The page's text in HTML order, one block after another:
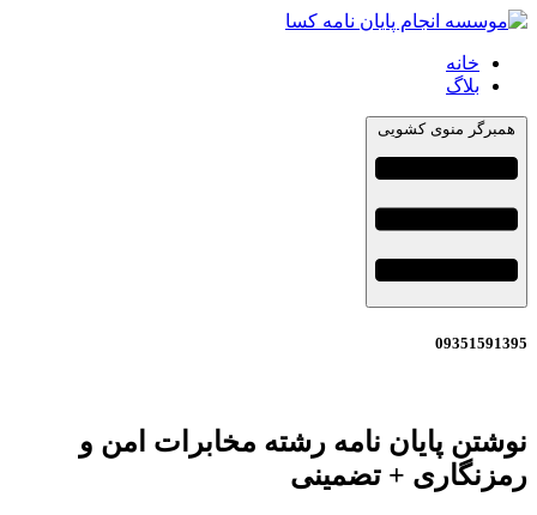
خانه
بلاگ
همبرگر منوی کشویی
09351591395
نوشتن پایان نامه رشته مخابرات امن و
رمزنگاری + تضمینی